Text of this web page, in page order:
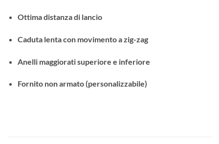
Ottima distanza di lancio
Caduta lenta con movimento a zig-zag
Anelli maggiorati superiore e inferiore
Fornito non armato (personalizzabile)